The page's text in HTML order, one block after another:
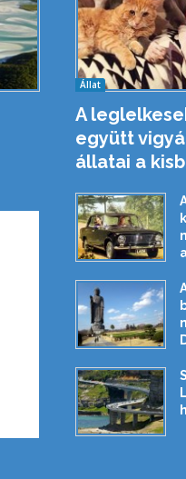
Állat
A
együtt
állatai a